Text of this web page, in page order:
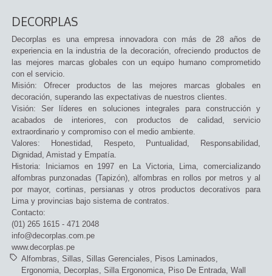
DECORPLAS
Decorplas es una empresa innovadora con más de 28 años de
experiencia en la industria de la decoración, ofreciendo productos de
las mejores marcas globales con un equipo humano comprometido
con el servicio.
Misión: Ofrecer productos de las mejores marcas globales en
decoración, superando las expectativas de nuestros clientes.
Visión: Ser líderes en soluciones integrales para construcción y
acabados de interiores, con productos de calidad, servicio
extraordinario y compromiso con el medio ambiente.
Valores: Honestidad, Respeto, Puntualidad, Responsabilidad,
Dignidad, Amistad y Empatía.
Historia: Iniciamos en 1997 en La Victoria, Lima, comercializando
alfombras punzonadas (Tapizón), alfombras en rollos por metros y al
por mayor, cortinas, persianas y otros productos decorativos para
Lima y provincias bajo sistema de contratos.
Contacto:
(01) 265 1615 - 471 2048
info@decorplas.com.pe
www.decorplas.pe
Alfombras
Sillas Sillas Gerenciales
Pisos Laminados
Ergonomia Decorplas Silla Ergonomica Piso De Entrada Wall